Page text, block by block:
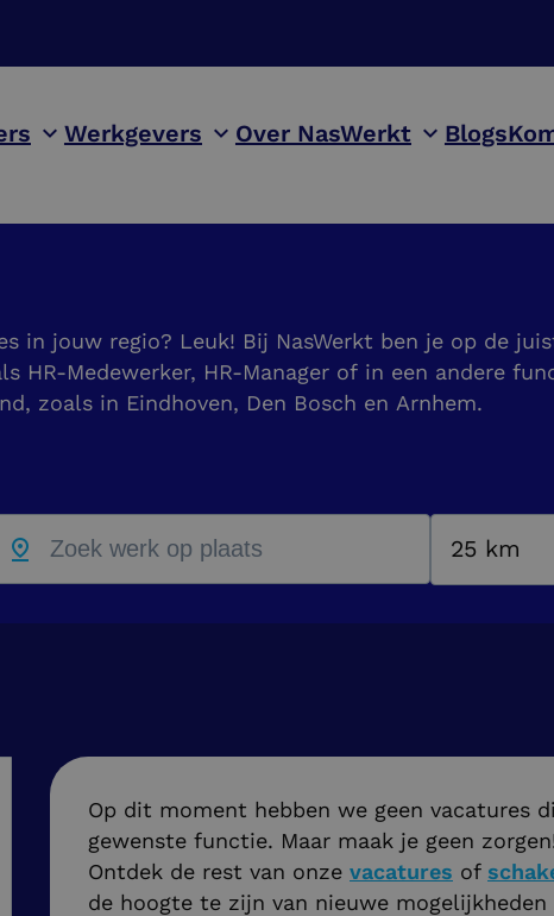
Werkgevers Over NasWerkt Blogs
in jouw regio? Leuk! Bij NasWerkt ben je op de
HR-Medewerker, HR-Manager of in een andere
zoals in Eindhoven, Den Bosch en Arnhem.
25 km
Op dit moment hebben we geen vacatures
gewenste functie. Maar maak je geen
Ontdek de rest van onze vacatures of
de hoogte te zijn van nieuwe